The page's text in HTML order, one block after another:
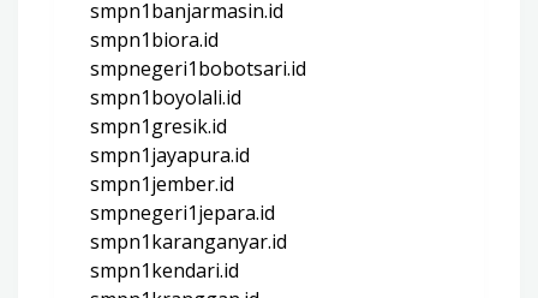
smpn1banjarmasin.id
smpn1biora.id
smpnegeri1bobotsari.id
smpn1boyolali.id
smpn1gresik.id
smpn1jayapura.id
smpn1jember.id
smpnegeri1jepara.id
smpn1karanganyar.id
smpn1kendari.id